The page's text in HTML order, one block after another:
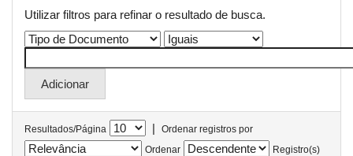
Utilizar filtros para refinar o resultado de busca.
Resultados/Página |
Ordenar registros por
Ordenar
Registro(s)